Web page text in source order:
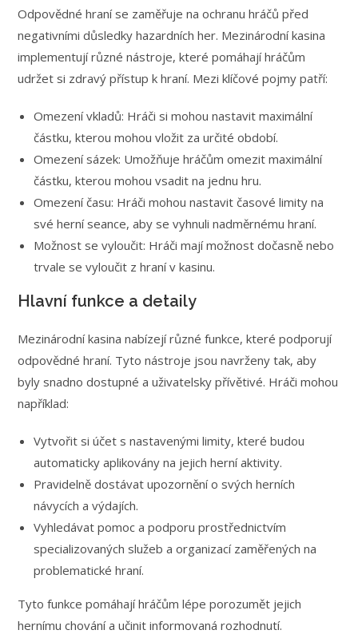
Odpovědné hraní se zaměřuje na ochranu hráčů před
negativními důsledky hazardních her. Mezinárodní kasina
implementují různé nástroje, které pomáhají hráčům
udržet si zdravý přístup k hraní. Mezi klíčové pojmy patří:
Omezení vkladů: Hráči si mohou nastavit maximální
částku, kterou mohou vložit za určité období.
Omezení sázek: Umožňuje hráčům omezit maximální
částku, kterou mohou vsadit na jednu hru.
Omezení času: Hráči mohou nastavit časové limity na
své herní seance, aby se vyhnuli nadměrnému hraní.
Možnost se vyloučit: Hráči mají možnost dočasně nebo
trvale se vyloučit z hraní v kasinu.
Hlavní funkce a detaily
Mezinárodní kasina nabízejí různé funkce, které podporují
odpovědné hraní. Tyto nástroje jsou navrženy tak, aby
byly snadno dostupné a uživatelsky přívětivé. Hráči mohou
například:
Vytvořit si účet s nastavenými limity, které budou
automaticky aplikovány na jejich herní aktivity.
Pravidelně dostávat upozornění o svých herních
návycích a výdajích.
Vyhledávat pomoc a podporu prostřednictvím
specializovaných služeb a organizací zaměřených na
problematické hraní.
Tyto funkce pomáhají hráčům lépe porozumět jejich
hernímu chování a učinit informovaná rozhodnutí.